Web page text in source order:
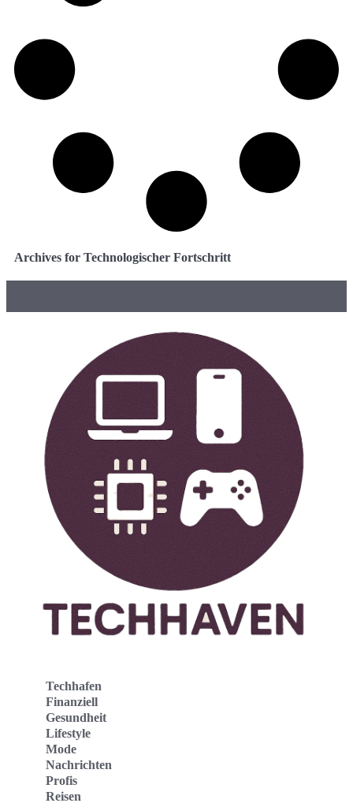
Archives for Technologischer Fortschritt
Techhafen
Finanziell
Gesundheit
Lifestyle
Mode
Nachrichten
Profis
Reisen